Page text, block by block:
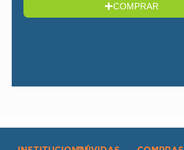
COMPRAR